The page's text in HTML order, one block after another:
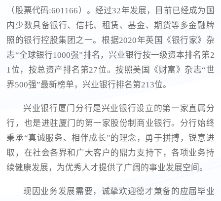
（股票代码:601166）。经过32年发展，目前已经成为国
内少数具备银行、信托、租赁、基金、期货等多金融牌
照的银行控股集团之一。根据2020年英国《银行家》杂
志“全球银行1000强”排名，兴业银行按一级资本排名第2
1位，按总资产排名第27位。按照美国《财富》杂志“世
界500强”最新榜单，兴业银行排名第213位。
兴业银行厦门分行是兴业银行设立的第一家直属分
行，也是进驻厦门的第一家股份制商业银行。分行始终
秉承“真诚服务、相伴成长”的理念，勇于拼搏，锐意进
取，在社会各界和广大客户的鼎力支持下，各项业务持
续健康发展，为优秀人才提供了广阔的事业发展空间。
现因业务发展需要，诚挚欢迎德才兼备的应届毕业